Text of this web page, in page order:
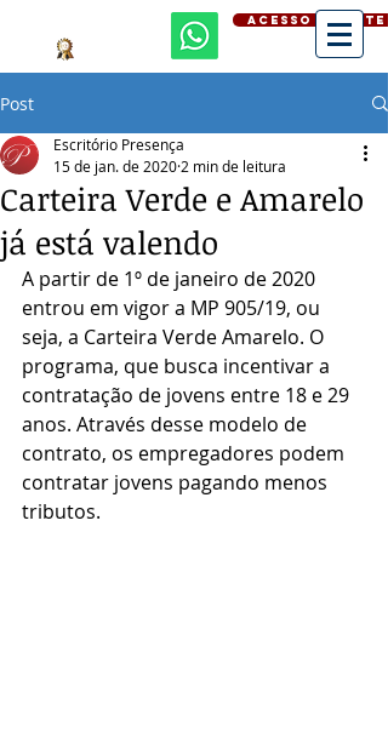
ACESSO CLIENTE
Post
Carteira Verde e Amarelo
já está valendo
Escritório Presença
15 de jan. de 2020 2 min de leitura
A partir de 1º de janeiro de 2020
entrou em vigor a MP 905/19, ou
seja, a Carteira Verde Amarelo. O
programa, que busca incentivar a
contratação de jovens entre 18 e 29
anos. Através desse modelo de
contrato, os empregadores podem
contratar jovens pagando menos
tributos.